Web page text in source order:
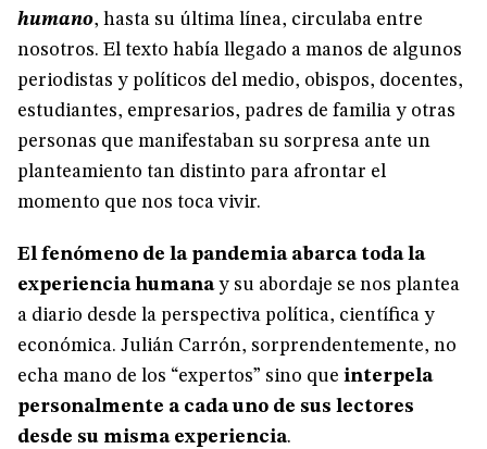
humano, hasta su última línea, circulaba entre
nosotros. El texto había llegado a manos de algunos
periodistas y políticos del medio, obispos, docentes,
estudiantes, empresarios, padres de familia y otras
personas que manifestaban su sorpresa ante un
planteamiento tan distinto para afrontar el
momento que nos toca vivir.
El fenómeno de la pandemia abarca toda la
experiencia humanay su abordaje se nos plantea
a diario desde la perspectiva política, científica y
económica. Julián Carrón, sorprendentemente, no
echa mano de los “expertos” sino que interpela
personalmente a cada uno de sus lectores
desde su misma experiencia.